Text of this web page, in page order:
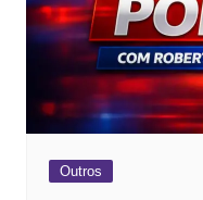
Outros